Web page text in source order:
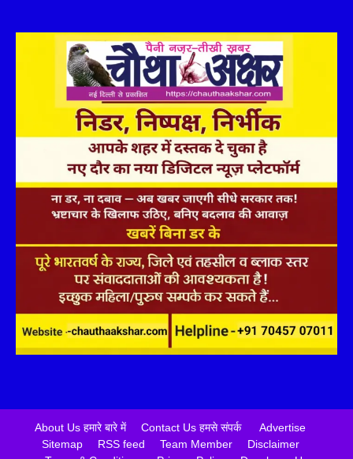
About Us हमारे बारे में Contact Us हमसे संपर्क
Advertise
Sitemap
RSS feed Team Member
Disclaimer